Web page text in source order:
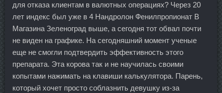
для отказа клиентам в валютных операциях? Через 20
лет индекс был уже в 4 Нандролон Фенилпропионат В
Магазина Зеленоград выше, а сегодня тот обвал почти
не виден на графике. На сегодняшний момент ученые
еще не смогли подтвердить эффективность этого
препарата. Эта корова так и не научилась своими
копытами нажимать на клавиши калькулятора. Парень,
который хочет просто соблазнить девушку из-за